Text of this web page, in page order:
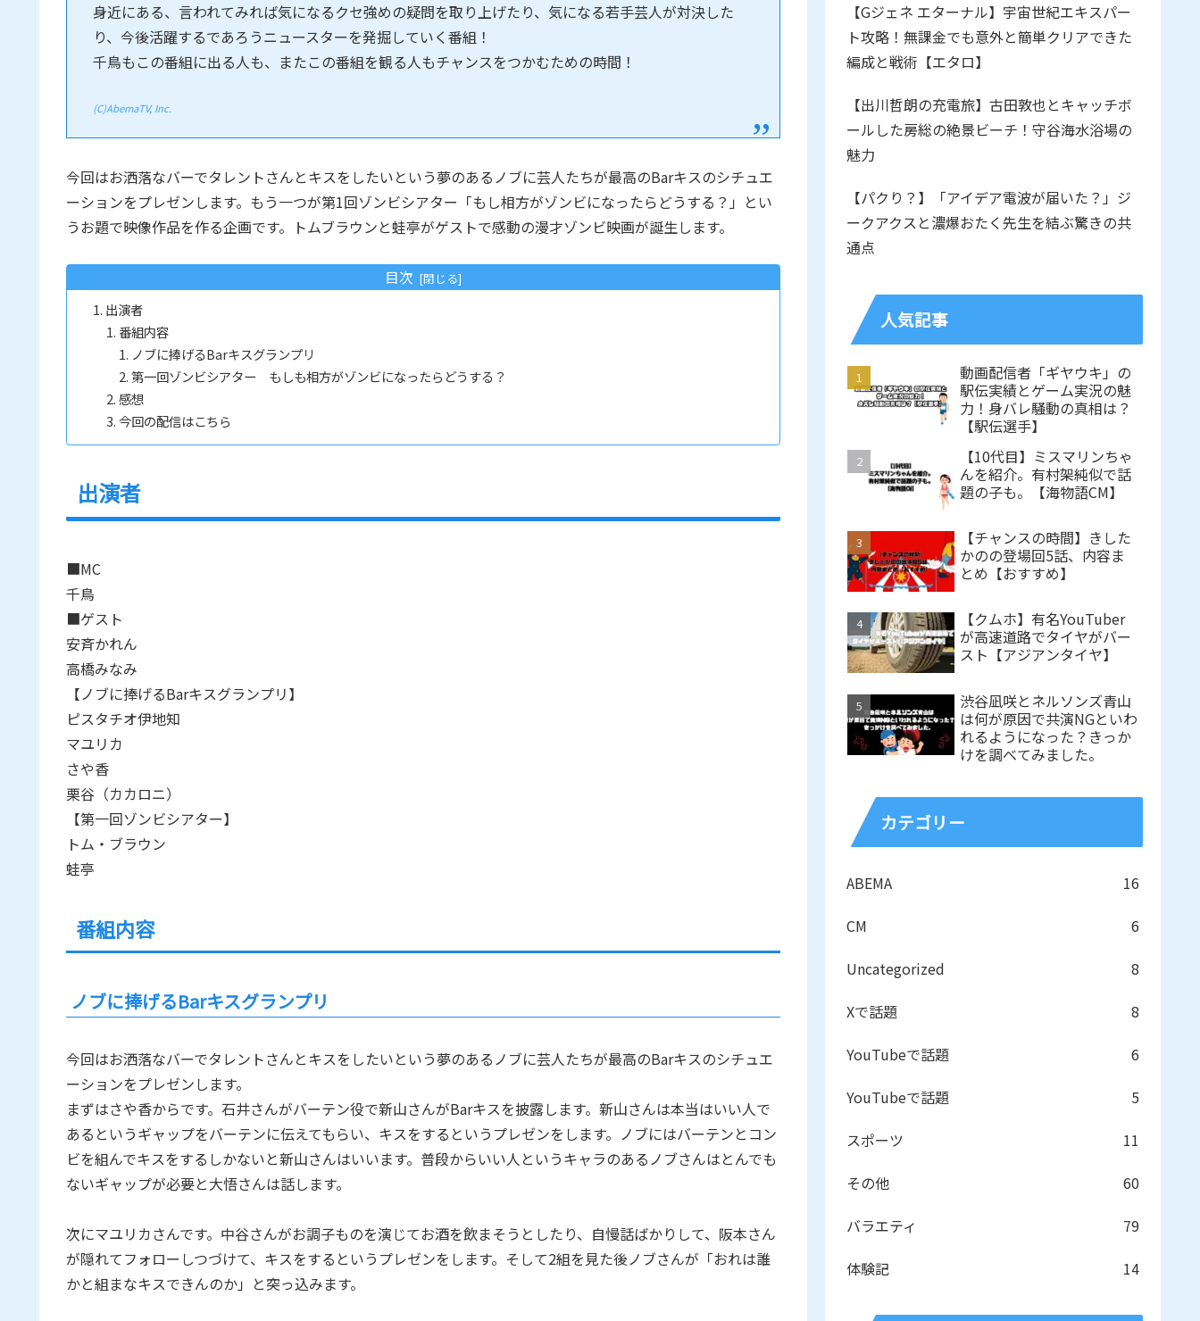
身近にある、言われてみれば気になるクセ強めの疑問を取り上げたり、気になる若手芸人が対決した
り、今後活躍するであろうニュースターを発掘していく番組！
千鳥もこの番組に出る人も、またこの番組を観る人もチャンスをつかむための時間！
(C)AbemaTV, Inc.
今回はお洒落なバーでタレントさんとキスをしたいという夢のあるノブに芸人たちが最高のBarキスのシチュエ
ーションをプレゼンします。もう一つが第1回ゾンビシアター「もし相方がゾンビになったらどうする？」とい
うお題で映像作品を作る企画です。トムブラウンと蛙亭がゲストで感動の漫才ゾンビ映画が誕生します。
目次
出演者
番組内容
ノブに捧げるBarキスグランプリ
第一回ゾンビシアター もしも相方がゾンビになったらどうする？
感想
今回の配信はこちら
出演者
■MC
千鳥
■ゲスト
安斉かれん
高橋みなみ
【ノブに捧げるBarキスグランプリ】
ピスタチオ伊地知
マユリカ
さや香
栗谷（カカロニ）
【第一回ゾンビシアター】
トム・ブラウン
蛙亭
番組内容
ノブに捧げるBarキスグランプリ
今回はお洒落なバーでタレントさんとキスをしたいという夢のあるノブに芸人たちが最高のBarキスのシチュエ
ーションをプレゼンします。
まずはさや香からです。石井さんがバーテン役で新山さんがBarキスを披露します。新山さんは本当はいい人で
あるというギャップをバーテンに伝えてもらい、キスをするというプレゼンをします。ノブにはバーテンとコン
ビを組んでキスをするしかないと新山さんはいいます。普段からいい人というキャラのあるノブさんはとんでも
ないギャップが必要と大悟さんは話します。
次にマユリカさんです。中谷さんがお調子ものを演じてお酒を飲まそうとしたり、自慢話ばかりして、阪本さん
が隠れてフォローしつづけて、キスをするというプレゼンをします。そして2組を見た後ノブさんが「おれは誰
かと組まなキスできんのか」と突っ込みます。
【Gジェネ エターナル】宇宙世紀エキスパー
ト攻略！無課金でも意外と簡単クリアできた
編成と戦術【エタロ】
【出川哲朗の充電旅】古田敦也とキャッチボ
ールした房総の絶景ビーチ！守谷海水浴場の
魅力
【パクり？】「アイデア電波が届いた？」ジ
ークアクスと濃爆おたく先生を結ぶ驚きの共
通点
人気記事
動画配信者「ギヤウキ」の
駅伝実績とゲーム実況の魅
力！身バレ騒動の真相は？
【駅伝選手】
【10代目】ミスマリンちゃ
んを紹介。有村架純似で話
題の子も。【海物語CM】
【チャンスの時間】きした
かのの登場回5話、内容ま
とめ【おすすめ】
【クムホ】有名YouTuber
が高速道路でタイヤがバー
スト【アジアンタイヤ】
渋谷凪咲とネルソンズ青山
は何が原因で共演NGといわ
れるようになった？きっか
けを調べてみました。
カテゴリー
ABEMA
16
CM
6
Uncategorized
8
Xで話題
8
YouTubeで話題
6
YouTubeで話題
5
スポーツ
11
その他
60
バラエティ
79
体験記
14